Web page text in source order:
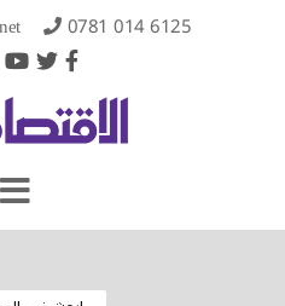
0781 014 6125